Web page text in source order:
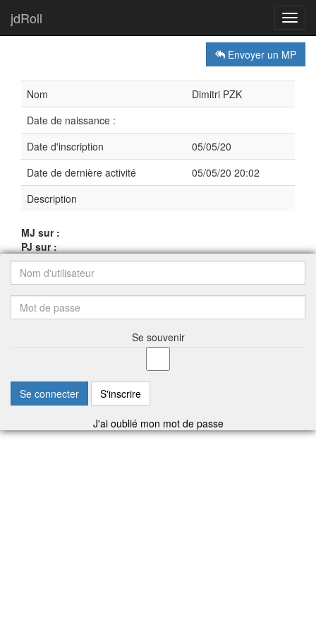
jdRoll
Envoyer un MP
Nom
Dimitri PZK
Date de naissance :
Date d'inscription
05/05/20
Date de dernière activité
05/05/20 20:02
Description
MJ sur :
PJ sur :
Se souvenir
Se connecter S'inscrire
J'ai oublié mon mot de passe